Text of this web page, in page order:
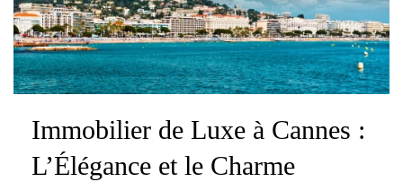
Immobilier de Luxe à Cannes :
L’Élégance et le Charme